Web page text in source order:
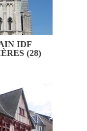
IDF
(28)